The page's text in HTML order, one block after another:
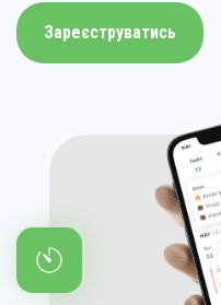
Зареєструватись